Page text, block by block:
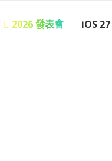
 2026 發表會 iOS 27